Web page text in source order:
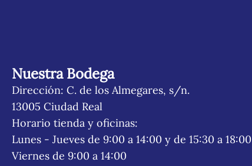
Nuestra Bodega
Dirección: C. de los Almegares, s/n.
13005 Ciudad Real
Horario tienda y oficinas:
Lunes - Jueves de 9:00 a 14:00 y de 15:30 a 18:00
Viernes de 9:00 a 14:00